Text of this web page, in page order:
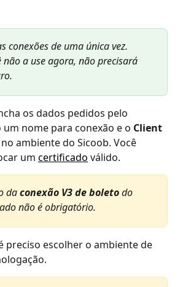
conexões de uma única vez.
não a use agora, não precisará
os dados pedidos pelo
nome para conexão e o Client
ambiente do Sicoob. Você
um certificado válido.
da conexão V3 de boleto do
não é obrigatório.
preciso escolher o ambiente de